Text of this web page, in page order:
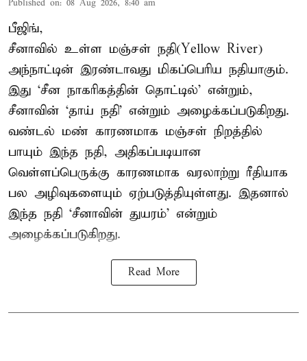
Published on: 08 Aug 2026, 8:40 am
பீஜிங்,
சீனாவில் உள்ள மஞ்சள் நதி(Yellow River)
அந்நாட்டின் இரண்டாவது மிகப்பெரிய நதியாகும்.
இது ‘சீன நாகரிகத்தின் தொட்டில்’ என்றும்,
சீனாவின் ‘தாய் நதி’ என்றும் அழைக்கப்படுகிறது.
வண்டல் மண் காரணமாக மஞ்சள் நிறத்தில்
பாயும் இந்த நதி, அதிகப்படியான
வெள்ளப்பெருக்கு காரணமாக வரலாற்று ரீதியாக
பல அழிவுகளையும் ஏற்படுத்தியுள்ளது. இதனால்
இந்த நதி ‘சீனாவின் துயரம்’ என்றும்
அழைக்கப்படுகிறது.
Read More